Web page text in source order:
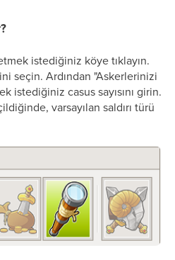
istediğiniz köye tıklayın.
seçin. Ardından "Askerlerinizi
istediğiniz casus sayısını girin.
varsayılan saldırı türü